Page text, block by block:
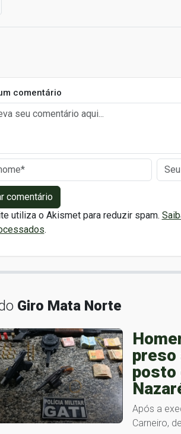
comentário
comentário
utiliza o Akismet para reduzir spam.
.
Giro Mata Norte
preso
posto
Após a
Carneiro,